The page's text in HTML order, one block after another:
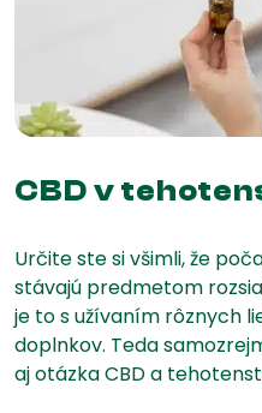
CBD v
Určite ste si všimli, že
stávajú predmetom
je to s užívaním rôznych
doplnkov. Teda
aj otázka CBD a